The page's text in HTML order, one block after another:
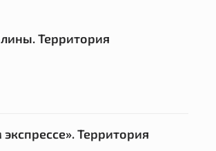
Территория
Территория